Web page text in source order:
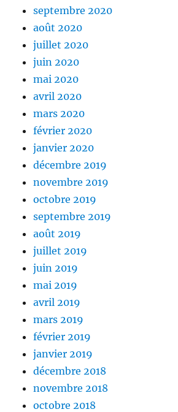
septembre 2020
août 2020
juillet 2020
juin 2020
mai 2020
avril 2020
mars 2020
février 2020
janvier 2020
décembre 2019
novembre 2019
octobre 2019
septembre 2019
août 2019
juillet 2019
juin 2019
mai 2019
avril 2019
mars 2019
février 2019
janvier 2019
décembre 2018
novembre 2018
octobre 2018